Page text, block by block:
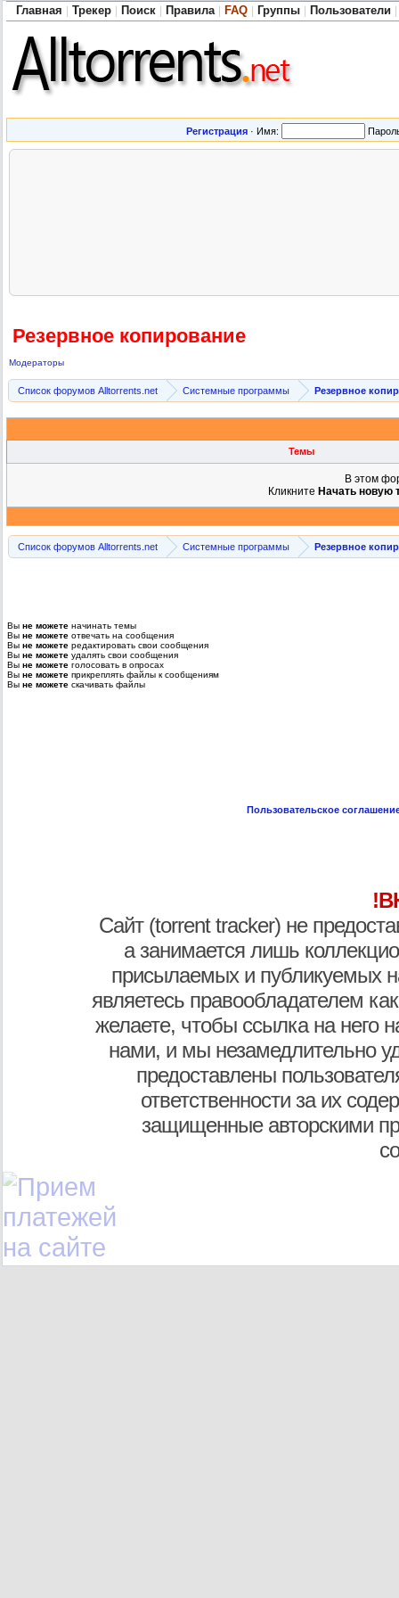
Главная Трекер Поиск Правила FAQ Группы Пользователи
Регистрация · Имя:
Резервное копирование
Модераторы
Список форумов Alltorrents.net Системные программы Резервное
Темы
В этом
Кликните Начать новую
Список форумов Alltorrents.net Системные программы Резервное
Вы не можете начинать темы
Вы не можете отвечать на сообщения
Вы не можете редактировать свои сообщения
Вы не можете удалять свои сообщения
Вы не можете голосовать в опросах
Вы не можете прикреплять файлы к сообщениям
Вы не можете скачивать файлы
Пользовательское
Сайт (torrent tracker) не
а занимается лишь
присылаемых и публикуемых
являетесь правообладателем
желаете, чтобы ссылка на него
нами, и мы незамедлительно
предоставлены
ответственности за их
защищенные авторскими